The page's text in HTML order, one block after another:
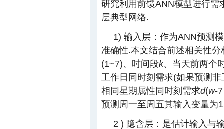
研究利用前馈ANN模型进行
层典型网络.
1) 输入层：作为ANN预测
准确性.本文结合前述相关性
(1~7)、时间段k、当天前两个
工作日同时刻需求(如果预测
相同星期属性同时刻需求d(w-
预测周一至周五其输入变量为
2 ) 隐含层：是估计输入与